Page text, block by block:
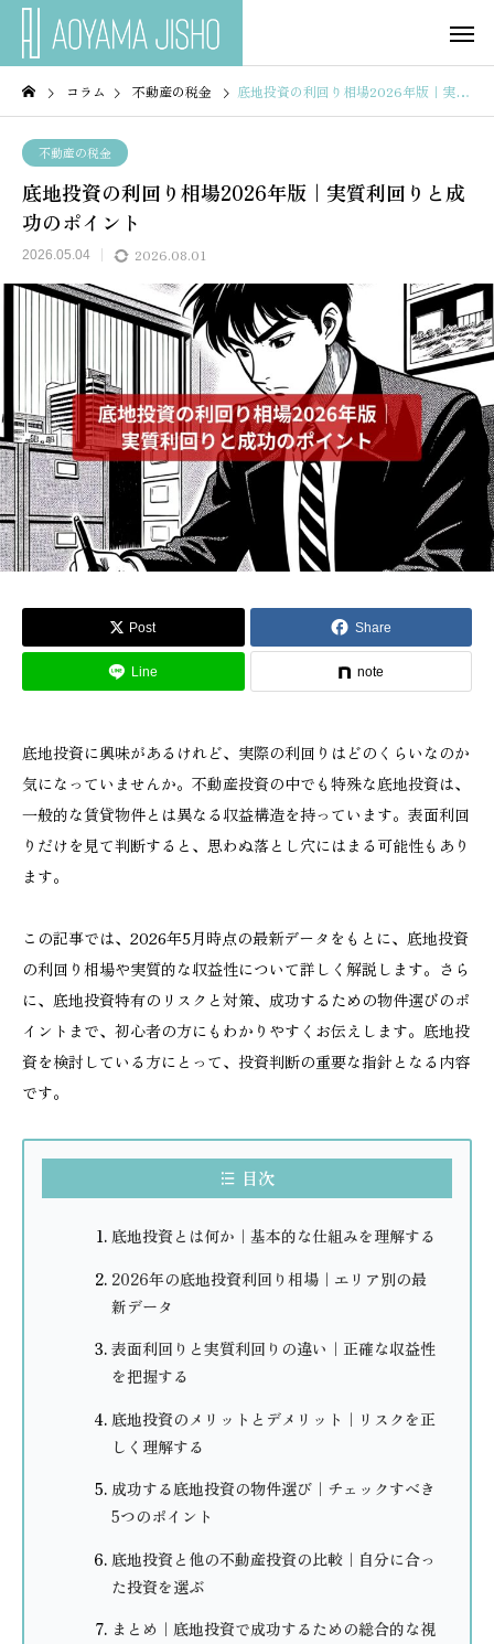
コラム 不動産の税金 底地投資の利回り相場2026年版｜実質利回りと成功のポイント
不動産の税金
底地投資の利回り相場2026年版｜実質利回りと成
功のポイント
2026.05.04 2026.08.01
Post Share
Line note
底地投資に興味があるけれど、実際の利回りはどのくらいなのか
気になっていませんか。不動産投資の中でも特殊な底地投資は、
一般的な賃貸物件とは異なる収益構造を持っています。表面利回
りだけを見て判断すると、思わぬ落とし穴にはまる可能性もあり
ます。
この記事では、2026年5月時点の最新データをもとに、底地投資
の利回り相場や実質的な収益性について詳しく解説します。さら
に、底地投資特有のリスクと対策、成功するための物件選びのポ
イントまで、初心者の方にもわかりやすくお伝えします。底地投
資を検討している方にとって、投資判断の重要な指針となる内容
です。
目次
底地投資とは何か｜基本的な仕組みを理解する
2026年の底地投資利回り相場｜エリア別の最
新データ
表面利回りと実質利回りの違い｜正確な収益性
を把握する
底地投資のメリットとデメリット｜リスクを正
しく理解する
成功する底地投資の物件選び｜チェックすべき
5つのポイント
底地投資と他の不動産投資の比較｜自分に合っ
た投資を選ぶ
まとめ｜底地投資で成功するための総合的な視